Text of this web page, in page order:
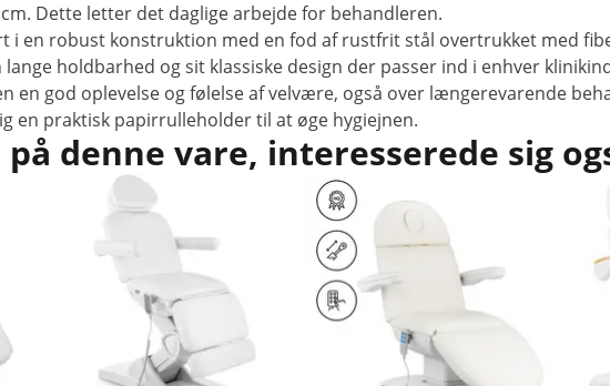
Dette letter det daglige arbejde for behandleren.
i en robust konstruktion med en fod af rustfrit stål overtrukket med
holdbarhed og sit klassiske design der passer ind i enhver
en god oplevelse og følelse af velvære, også over længerevarende
en praktisk papirrulleholder til at øge hygiejnen.
denne vare, interesserede sig